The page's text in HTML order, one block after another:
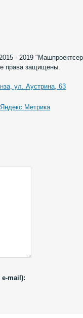
- 2019
права защищены.
ул. Аустрина, 63
mail):